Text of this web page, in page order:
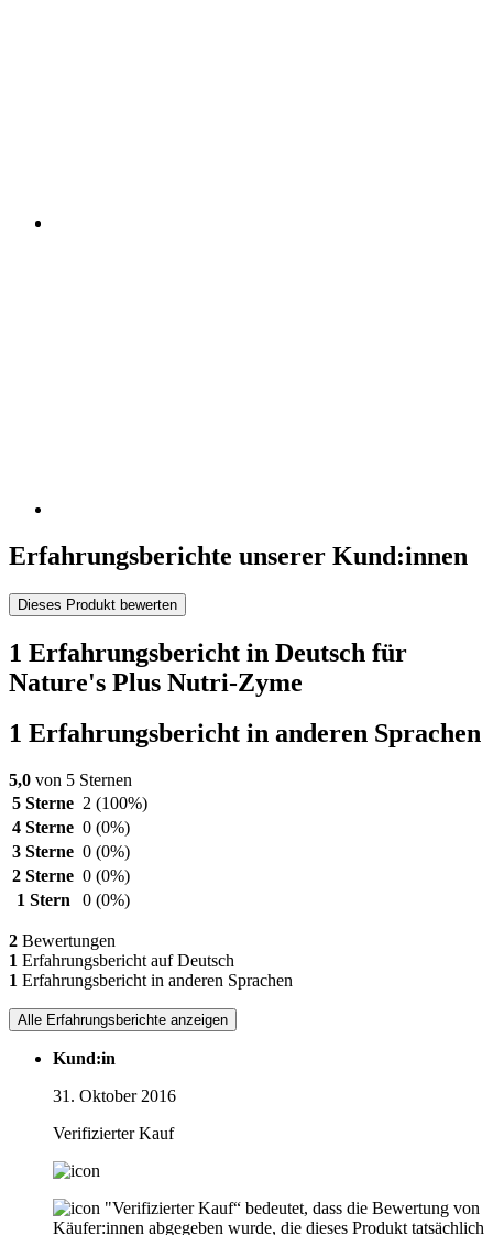
Erfahrungsberichte unserer Kund:innen
Dieses Produkt bewerten
1 Erfahrungsbericht in Deutsch für
Nature's Plus Nutri-Zyme
1 Erfahrungsbericht in anderen Sprachen
5,0 von 5 Sternen
5 Sterne 2 (100%)
4 Sterne 0 (0%)
3 Sterne 0 (0%)
2 Sterne 0 (0%)
1 Stern
0 (0%)
2 Bewertungen
1 Erfahrungsbericht auf Deutsch
1 Erfahrungsbericht in anderen Sprachen
Alle Erfahrungsberichte anzeigen
Kund:in
31. Oktober 2016
Verifizierter Kauf
"Verifizierter Kauf“ bedeutet, dass die Bewertung von
Käufer:innen abgegeben wurde, die dieses Produkt tatsächlich